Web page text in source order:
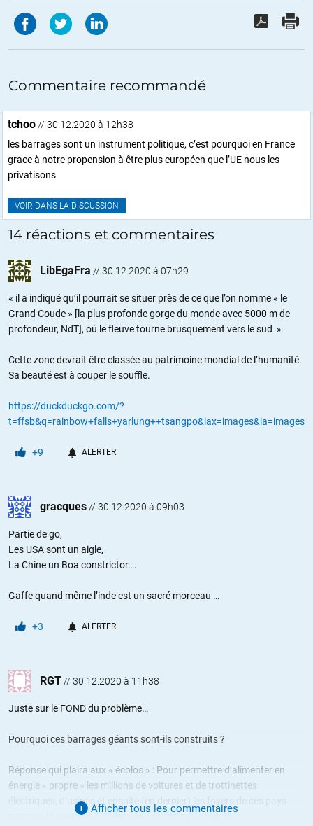
Commentaire recommandé
tchoo // 30.12.2020 à 12h38
les barrages sont un instrument politique, c’est pourquoi en France
grace à notre propension à être plus européen que l’UE nous les
privatisons
VOIR DANS LA DISCUSSION
14 réactions et commentaires
LibEgaFra // 30.12.2020 à 07h29
« il a indiqué qu’il pourrait se situer près de ce que l’on nomme « le
Grand Coude » [la plus profonde gorge du monde avec 5000 m de
profondeur, NdT], où le fleuve tourne brusquement vers le sud »
Cette zone devrait être classée au patrimoine mondial de l’humanité.
Sa beauté est à couper le souffle.
https://duckduckgo.com/?
t=ffsb&q=rainbow+falls+yarlung++tsangpo&iax=images&ia=images
+9 ALERTER
gracques // 30.12.2020 à 09h03
Partie de go,
Les USA sont un aigle,
La Chine un Boa constrictor….
Gaffe quand même l’inde est un sacré morceau …
+3 ALERTER
RGT // 30.12.2020 à 11h38
Juste sur le FOND du problème…
Pourquoi ces barrages géants sont-ils construits ?
Réponse qui plaira aux « écolos » : Pour permettre d’alimenter en
énergie « propre » les millions de voitures et de trottinettes
électriques, d’usines et ensuite (en dernier) les foyers de ces pays
pour qu’ils puissent profiter des bienfaits du progrès.
Afficher tous les commentaires